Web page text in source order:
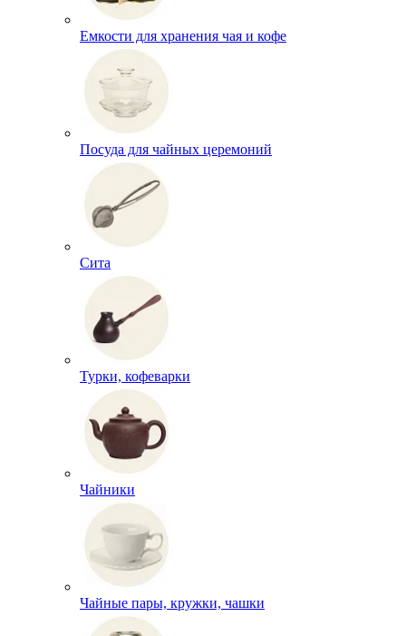
Емкости для хранения чая и кофе
Посуда для чайных церемоний
Сита
Турки, кофеварки
Чайники
Чайные пары, кружки, чашки